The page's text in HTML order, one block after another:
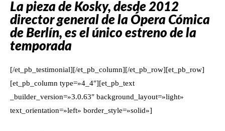
La pieza de Kosky, desde 2012
director general de la Ópera Cómica
de Berlín, es el único estreno de la
temporada
[/et_pb_testimonial][/et_pb_column][/et_pb_row][et_pb_row]
[et_pb_column type=»4_4″][et_pb_text
_builder_version=»3.0.63″ background_layout=»light»
text_orientation=»left» border_style=»solid»]